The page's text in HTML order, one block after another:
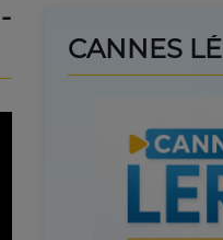
CANNES